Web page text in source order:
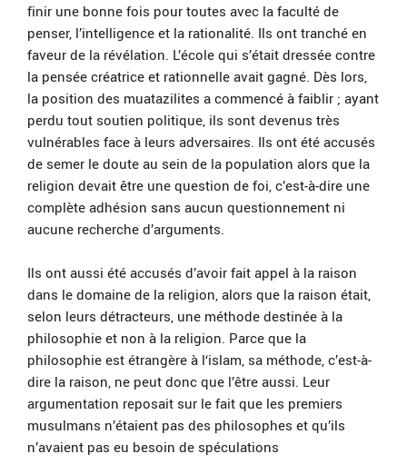
finir une bonne fois pour toutes avec la faculté de
penser, l’intelligence et la rationalité. Ils ont tranché en
faveur de la révélation. L’école qui s’était dressée contre
la pensée créatrice et rationnelle avait gagné. Dès lors,
la position des muatazilites a commencé à faiblir ; ayant
perdu tout soutien politique, ils sont devenus très
vulnérables face à leurs adversaires. Ils ont été accusés
de semer le doute au sein de la population alors que la
religion devait être une question de foi, c’est-à-dire une
complète adhésion sans aucun questionnement ni
aucune recherche d’arguments.
Ils ont aussi été accusés d’avoir fait appel à la raison
dans le domaine de la religion, alors que la raison était,
selon leurs détracteurs, une méthode destinée à la
philosophie et non à la religion. Parce que la
philosophie est étrangère à l‘islam, sa méthode, c’est-à-
dire la raison, ne peut donc que l’être aussi. Leur
argumentation reposait sur le fait que les premiers
musulmans n’étaient pas des philosophes et qu’ils
n’avaient pas eu besoin de spéculations